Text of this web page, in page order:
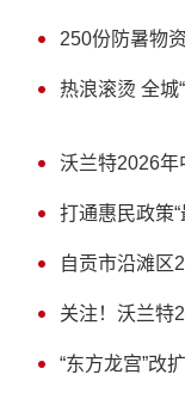
250份防暑物
热浪滚烫 全城
沃兰特2026
打通惠民政策
自贡市沿滩区
关注！沃兰特
“东方龙宫”改